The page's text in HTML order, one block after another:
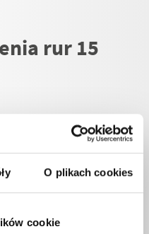
O plikach cookies
cookie
rur 15
rur firmy Kränzle
zatkane rury spustowe
do tyłu dyszom, wąż do